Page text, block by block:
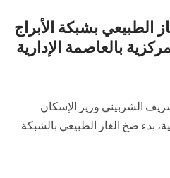
الطبيعي بشبكة الأبراج
بالعاصمة الإدارية
الشربيني وزير الإسكان
بدء ضخ الغاز الطبيعي بالشبكة